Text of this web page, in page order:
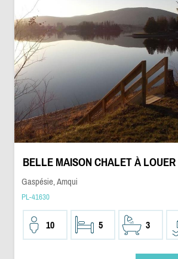
BELLE MAISON CHALET À LOUER
Gaspésie, Amqui
PL-41630
10 5 3